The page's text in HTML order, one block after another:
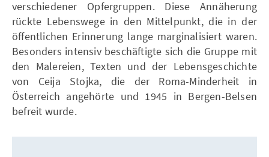
verschiedener Opfergruppen. Diese Annäherung
rückte Lebenswege in den Mittelpunkt, die in der
öffentlichen Erinnerung lange marginalisiert waren.
Besonders intensiv beschäftigte sich die Gruppe mit
den Malereien, Texten und der Lebensgeschichte
von Ceija Stojka, die der Roma-Minderheit in
Österreich angehörte und 1945 in Bergen-Belsen
befreit wurde.